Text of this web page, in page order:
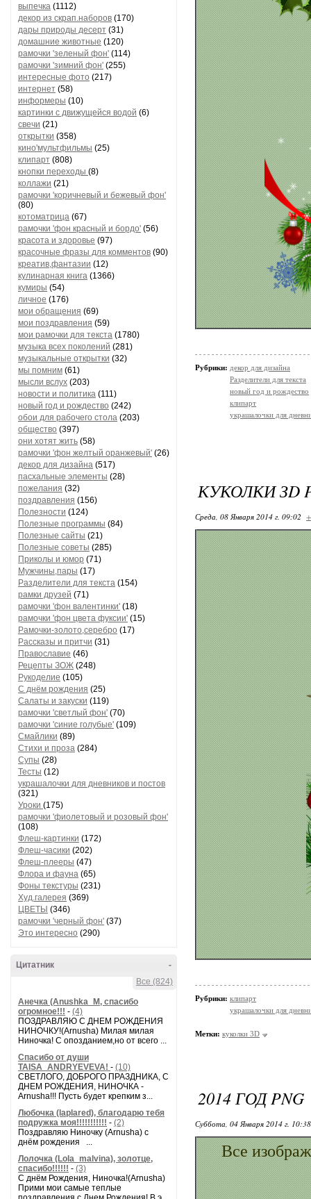
выпечка (1112)
декор из скрап.наборов (170)
дары природы десерт (31)
домашние животные (120)
рамочки 'зеленый фон' (114)
рамочки 'зимний фон' (255)
интересные фото (217)
интернет (58)
информеры (10)
картинки с движущейся водой (6)
свечи (21)
открытки (358)
кино'мультфильмы (25)
клипарт (808)
кнопки переходы (8)
коллажи (21)
рамочки 'коричневый и бежевый фон'
(80)
котоматрица (67)
рамочки 'фон красный и бордо' (56)
красота и здоровье (97)
красочные фразы для комментов (90)
креатив,фантазии (12)
кулинарная книга (1366)
кумиры (54)
личное (176)
мои обращения (69)
мои поздравления (59)
мои рамочки для текста (1780)
музыка всех поколений (281)
музыкальные открытки (32)
мы помним (61)
мысли вслух (203)
новости и политика (111)
новый год и рождество (242)
обои для рабочего стола (203)
общество (397)
они хотят жить (58)
рамочки 'фон желтый оранжевый' (26)
декор для дизайна (517)
пасхальные элементы (28)
пожелания (32)
поздравления (156)
Полезности (124)
Полезные программы (84)
Полезные сайты (21)
Полезные советы (285)
Приколы и юмор (71)
Мужчины,пары (17)
Разделители для текста (154)
рамки друзей (71)
рамочки 'фон валентинки' (18)
рамочки 'фон цвета фуксии' (15)
Рамочки-золото,серебро (17)
Рассказы и притчи (31)
Православие (46)
Рецепты ЗОЖ (248)
Рукоделие (105)
С днём рождения (25)
Салаты и закуски (119)
рамочки 'светлый фон' (70)
рамочки 'синие голубые' (109)
Смайлики (89)
Стихи и проза (284)
Супы (28)
Тесты (12)
украшалочки для дневников и постов
(321)
Уроки (175)
рамочки 'фиолетовый и розовый фон'
(108)
Флеш-картинки (172)
Флеш-часики (202)
Флеш-плееры (47)
Флора и фауна (65)
Фоны текстуры (231)
Худ.галерея (369)
ЦВЕТЫ (346)
рамочки 'черный фон' (37)
Это интересно (290)
-
Цитатник
Все (824)
Анечка (Anushka_M, спасибо
огромное!!! - (4)
ПОЗДРАВЛЯЮ С ДНЕМ РОЖДЕНИЯ
НИНОЧКУ!(Arnusha) Милая милая
Ниночка! С опозданием,но от всего ...
Спасибо от души
TAISA_ANDRYEVEVA! - (10)
СВЕТЛОГО, ДОБРОГО ПРАЗДНИКА, С
ДНЕМ РОЖДЕНИЯ, НИНОЧКА -
Arnusha!!! Пусть будет крепким з...
Любочка (laplared), благодарю тебя
подружка моя!!!!!!!!!!! - (2)
Поздравляю Ниночку (Arnusha) с
днём рождения ...
Лолочка (Lola_malvina), золотце,
спасибо!!!!!! - (3)
С днём Рождения, Ниночка!(Аrnusha)
Прими мои самые теплые
Рубрики: декор для дизайна
Разделители для текста
новый год и рождество
клипарт
украшалочки для
КУКОЛКИ ЗD
Среда, 08 Января 2014 г. 09:02
Рубрики: клипарт
украшалочки для
Метки: куколки 3D
2014 ГОД PNG
Суббота, 04 Января 2014 г.
Все